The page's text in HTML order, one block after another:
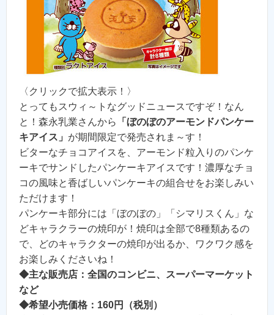
〈クリックで拡大表示！〉
とってもスウィ～トなグッドニュースですぞ！なん
と！森永乳業さんから
「ぼのぼのアーモンドパンケー
キアイス」 が期間限定で発売されま～す！
ビターなチョコアイスを、アーモンド粒入りのパンケ
ーキでサンドしたパンケーキアイスです！濃厚なチョ
コの風味と香ばしいパンケーキの組合せをお楽しみい
ただけます！
パンケーキ部分には「ぼのぼの」「シマリスくん」な
どキャラクラーの焼印が！焼印は全部で8種類あるの
で、どのキャラクターの焼印が出るか、ワクワク感を
お楽しみくださいね！
◆主な販売店：全国のコンビニ、スーパーマーケット
など
◆希望小売価格：160円（税別）